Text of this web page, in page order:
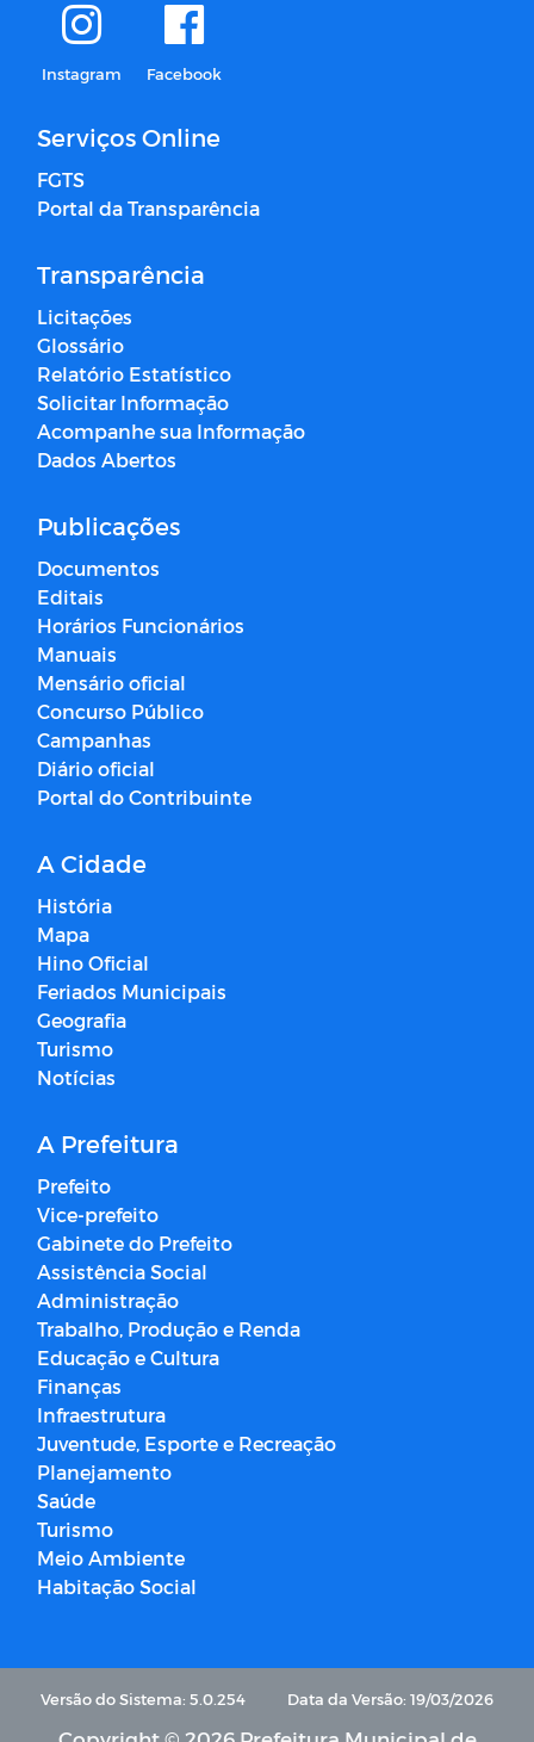
Instagram Facebook
Serviços Online
FGTS
Portal da Transparência
Transparência
Licitações
Glossário
Relatório Estatístico
Solicitar Informação
Acompanhe sua Informação
Dados Abertos
Publicações
Documentos
Editais
Horários Funcionários
Manuais
Mensário oficial
Concurso Público
Campanhas
Diário oficial
Portal do Contribuinte
A Cidade
História
Mapa
Hino Oficial
Feriados Municipais
Geografia
Turismo
Notícias
A Prefeitura
Prefeito
Vice-prefeito
Gabinete do Prefeito
Assistência Social
Administração
Trabalho, Produção e Renda
Educação e Cultura
Finanças
Infraestrutura
Juventude, Esporte e Recreação
Planejamento
Saúde
Turismo
Meio Ambiente
Habitação Social
Versão do Sistema: 5.0.254 Data da Versão: 19/03/2026